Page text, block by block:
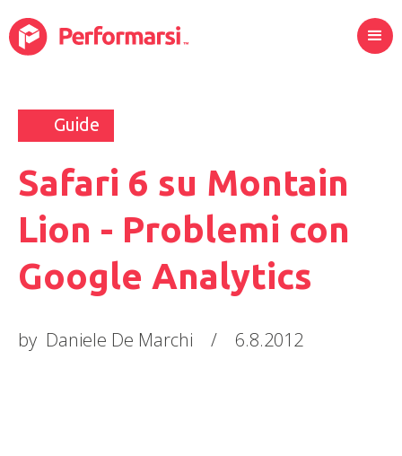
Guide
Safari 6 su Montain
Lion - Problemi con
Google Analytics
by Daniele De Marchi / 6.8.2012